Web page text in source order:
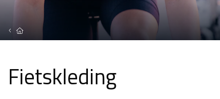
Home
Fietskleding